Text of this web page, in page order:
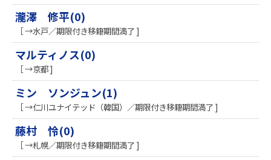
瀧澤 修平(0)
［ →水戸／期限付き移籍期間満了 ]
マルティノス(0)
［ →京都 ]
ミン ソンジュン(1)
［ →仁川ユナイテッド（韓国）／期限付き移籍期間満了 ]
藤村 怜(0)
［ →札幌／期限付き移籍期間満了 ]